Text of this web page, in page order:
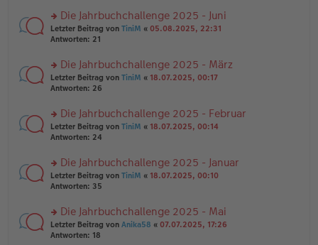
tr
a
g
e
n
er
tr
a
g
n
g
el
e
n
er
tr
a
g
rs
te
n
g
el
e
n
er
tr
a
g
Die Jahrbuchchallenge 2025 - Juni
Letzter Beitrag von TiniM « 05.08.2025, 22:31
Antworten: 21
rs
te
n
g
el
e
n
er
tr
a
g
Die Jahrbuchchallenge 2025 - März
Letzter Beitrag von TiniM « 18.07.2025, 00:17
Antworten: 26
rs
te
n
g
el
e
n
er
Die Jahrbuchchallenge 2025 - Februar
Letzter Beitrag von TiniM « 18.07.2025, 00:14
Antworten: 24
rs
te
n
g
el
Die Jahrbuchchallenge 2025 - Januar
Letzter Beitrag von TiniM « 18.07.2025, 00:10
Antworten: 35
rs
te
Die Jahrbuchchallenge 2025 - Mai
Letzter Beitrag von Anika58 « 07.07.2025, 17:26
Antworten: 18